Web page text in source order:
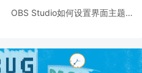
OBS Studio如何设置界面主题?